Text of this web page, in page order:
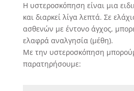
Η υστεροσκόπηση είναι μια
και διαρκεί λίγα λεπτά. Σε
ασθενών με έντονο άγχος,
ελαφρά αναλγησία (μέθη).
Με την υστεροσκόπηση
παρατηρήσουμε: